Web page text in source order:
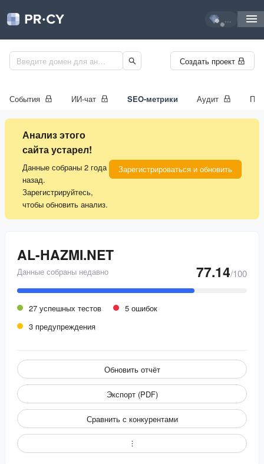
...
Создать проект
События ИИ-чат SEO-метрики Аудит
Анализ этого
сайта устарел!
Данные собраны 2 года
назад.
Зарегистрируйтесь,
чтобы обновить анализ.
Зарегистрироваться и обновить
AL-HAZMI.NET
Данные собраны недавно 77.14/100
27 успешных тестов
5 ошибок
3 предупреждения
Обновить отчёт
Экспорт (PDF)
Сравнить с конкурентами